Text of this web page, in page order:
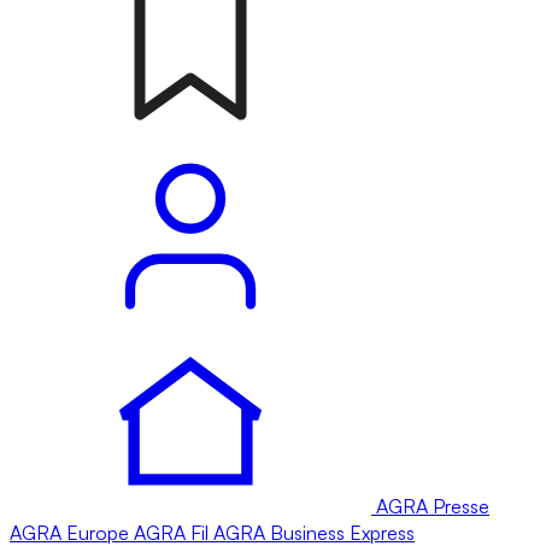
AGRA Presse
AGRA Europe AGRA Fil AGRA Business Express